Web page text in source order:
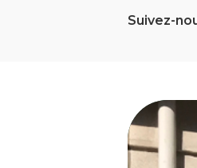
Suivez-